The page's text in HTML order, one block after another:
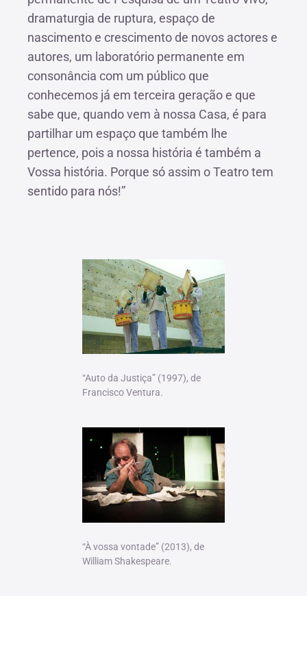
dramaturgia de ruptura, espaço de
nascimento e crescimento de novos actores e
autores, um laboratório permanente em
consonância com um público que
conhecemos já em terceira geração e que
sabe que, quando vem à nossa Casa, é para
partilhar um espaço que também lhe
pertence, pois a nossa história é também a
Vossa história. Porque só assim o Teatro tem
sentido para nós!”
“Auto da Justiça” (1997), de
Francisco Ventura.
“À vossa vontade” (2013), de
William Shakespeare.